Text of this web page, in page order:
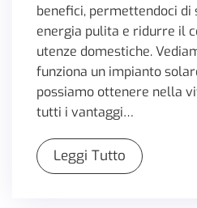
benefici, permettendoci
energia pulita e ridurre il
utenze domestiche.
funziona un impianto
possiamo ottenere nella
tutti i vantaggi…
Leggi Tutto